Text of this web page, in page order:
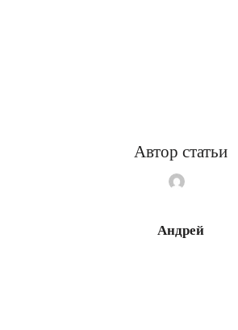
Автор статьи
Андрей